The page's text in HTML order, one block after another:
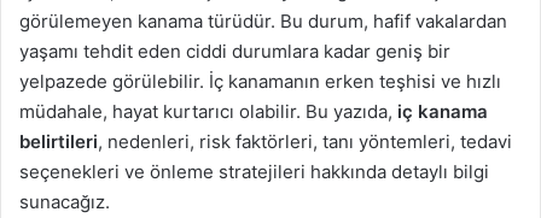
r
m
e
k
görülemeyen kanama türüdür. Bu durum, hafif vakalardan
yaşamı tehdit eden ciddi durumlara kadar geniş bir
yelpazede görülebilir. İç kanamanın erken teşhisi ve hızlı
müdahale, hayat kurtarıcı olabilir. Bu yazıda, iç kanama
belirtileri, nedenleri, risk faktörleri, tanı yöntemleri, tedavi
seçenekleri ve önleme stratejileri hakkında detaylı bilgi
sunacağız.